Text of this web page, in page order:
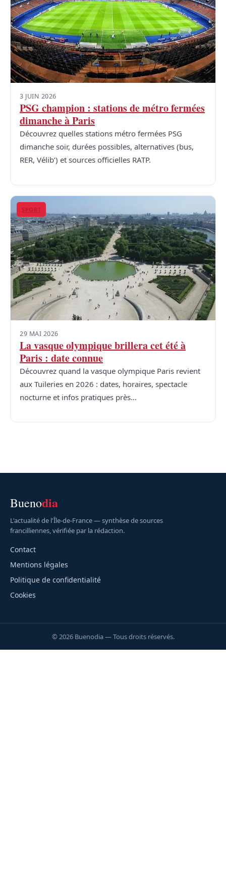
3 JUIN 2026
PSG champion : stations de métro fermées
dimanche à Paris
Découvrez quelles stations métro fermées PSG
dimanche soir, durées possibles, alternatives (bus,
RER, Vélib’) et sources officielles RATP.
SPORT
29 MAI 2026
La vasque olympique brillera cet été à
Paris : date connue
Découvrez quand la vasque olympique Paris revient
aux Tuileries en 2026 : dates, horaires, spectacle
nocturne et infos pratiques près…
Buenodia
L'actualité de l'Île-de-France — synthèse de sources
francilliennes, vérifiée par la rédaction.
Contact
Mentions légales
Politique de confidentialité
Cookies
© 2026 Buenodia — Tous droits réservés.